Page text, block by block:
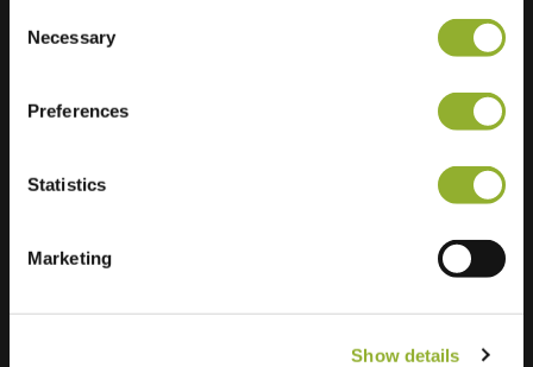
Selection
Necessary
Preferences
Statistics
Marketing
Show details